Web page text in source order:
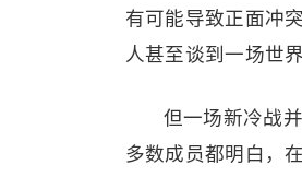
有可能导致正面冲
人甚至谈到一场世
但一场新冷战
多数成员都明白，